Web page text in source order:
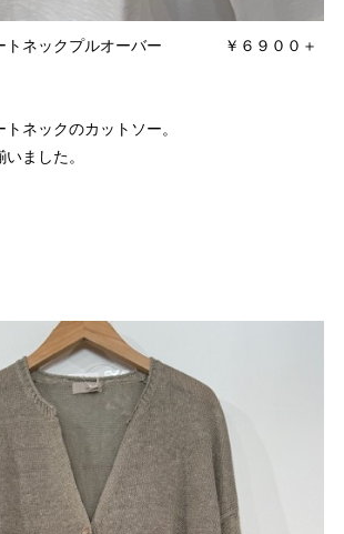
ートネックプルオーバー ￥６９００＋
ネックのカットソー。
ました。